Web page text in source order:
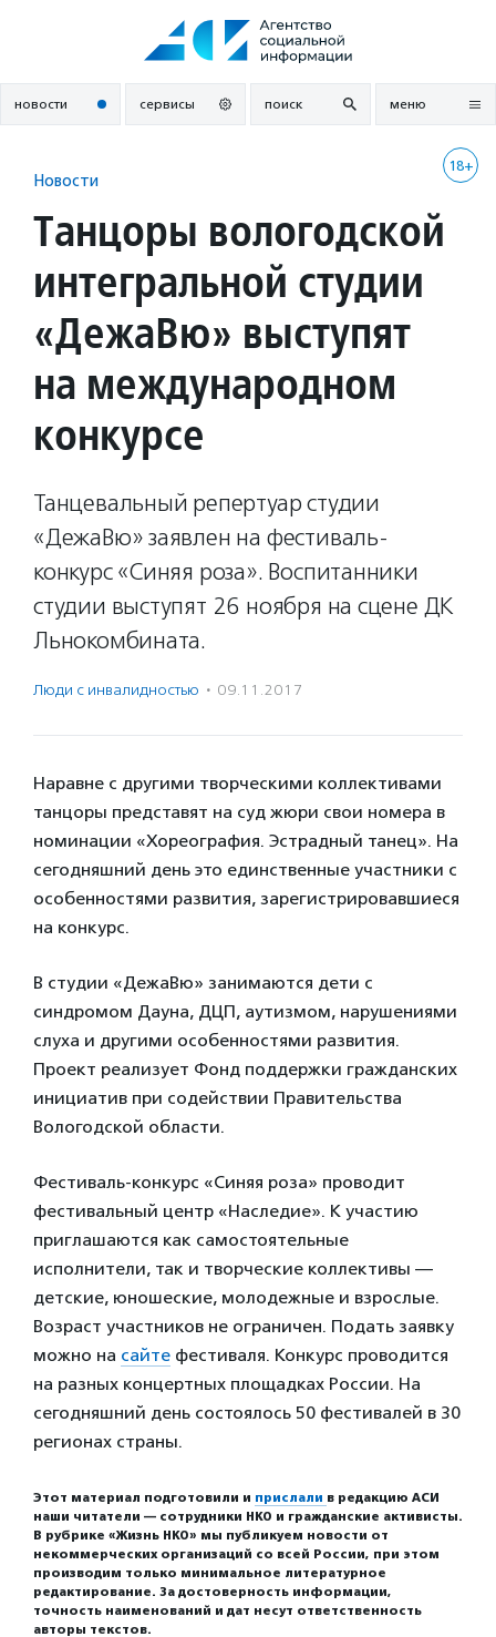
новости сервисы поиск меню
18+
Новости
Танцоры вологодской
интегральной студии
«ДежаВю» выступят
на международном
конкурсе
Танцевальный репертуар студии
«ДежаВю» заявлен на фестиваль-
конкурс «Синяя роза». Воспитанники
студии выступят 26 ноября на сцене ДК
Льнокомбината.
Люди с инвалидностью · 09.11.2017
Наравне с другими творческими коллективами
танцоры представят на суд жюри свои номера в
номинации «Хореография. Эстрадный танец». На
сегодняшний день это единственные участники с
особенностями развития, зарегистрировавшиеся
на конкурс.
В студии «ДежаВю» занимаются дети с
синдромом Дауна, ДЦП, аутизмом, нарушениями
слуха и другими особенностями развития.
Проект реализует Фонд поддержки гражданских
инициатив при содействии Правительства
Вологодской области.
Фестиваль-конкурс «Синяя роза» проводит
фестивальный центр «Наследие». К участию
приглашаются как самостоятельные
исполнители, так и творческие коллективы —
детские, юношеские, молодежные и взрослые.
Возраст участников не ограничен. Подать заявку
можно на сайте фестиваля. Конкурс проводится
на разных концертных площадках России. На
сегодняшний день состоялось 50 фестивалей в 30
регионах страны.
Этот материал подготовили и прислали в редакцию АСИ
наши читатели — сотрудники НКО и гражданские активисты.
В рубрике «Жизнь НКО» мы публикуем новости от
некоммерческих организаций со всей России, при этом
производим только минимальное литературное
редактирование. За достоверность информации,
точность наименований и дат несут ответственность
авторы текстов.